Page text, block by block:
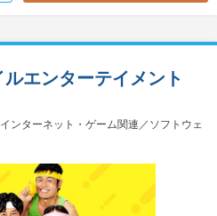
ンターネット・ゲーム関連／ソフトウェ
エンターテイメント